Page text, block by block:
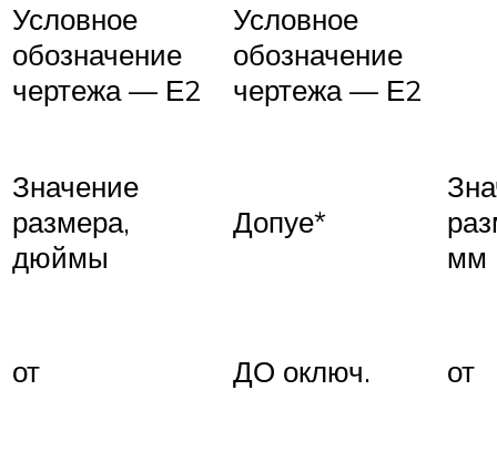
Условное
обозначение
чертежа — Е2
Условное
обозначение
чертежа — Е2
Значение
размера,
дюймы
Допуе*
мм
от ДО оключ. от